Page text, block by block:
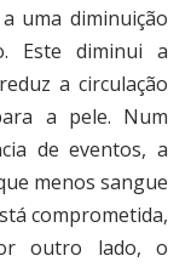
uma diminuição
Este diminui a
a circulação
a pele. Num
de eventos, a
menos sangue
comprometida,
outro lado, o